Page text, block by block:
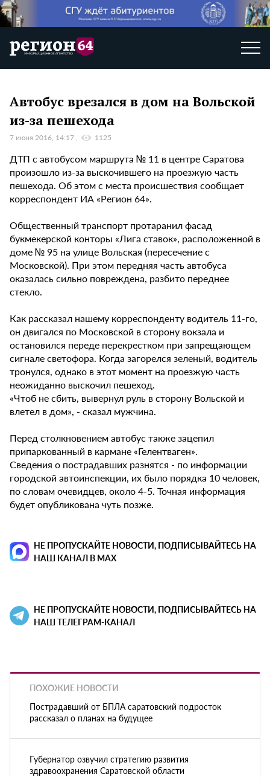
Автобус врезался в дом на Вольской
из-за пешехода
7 июня 2016, 14:17 1125
ДТП с автобусом маршрута № 11 в центре Саратова
произошло из-за выскочившего на проезжую часть
пешехода. Об этом с места происшествия сообщает
корреспондент ИА «Регион 64».
Общественный транспорт протаранил фасад
букмекерской конторы «Лига ставок», расположенной в
доме № 95 на улице Вольская (пересечение с
Московской). При этом передняя часть автобуса
оказалась сильно повреждена, разбито переднее
стекло.
Как рассказал нашему корреспонденту водитель 11-го,
он двигался по Московской в сторону вокзала и
остановился переде перекрестком при запрещающем
сигнале светофора. Когда загорелся зеленый, водитель
тронулся, однако в этот момент на проезжую часть
неожиданно выскочил пешеход.
«Чтоб не сбить, вывернул руль в сторону Вольской и
влетел в дом», - сказал мужчина.
Перед столкновением автобус также зацепил
припаркованный в кармане «Гелентваген».
Сведения о пострадавших разнятся - по информации
городской автоинспекции, их было порядка 10 человек,
по словам очевидцев, около 4-5. Точная информация
будет опубликована чуть позже.
НЕ ПРОПУСКАЙТЕ НОВОСТИ, ПОДПИСЫВАЙТЕСЬ НА
НАШ КАНАЛ В MAX
НЕ ПРОПУСКАЙТЕ НОВОСТИ, ПОДПИСЫВАЙТЕСЬ НА
НАШ ТЕЛЕГРАМ-КАНАЛ
ПОХОЖИЕ НОВОСТИ
Пострадавший от БПЛА саратовский подросток
рассказал о планах на будущее
Губернатор озвучил стратегию развития
здравоохранения Саратовской области